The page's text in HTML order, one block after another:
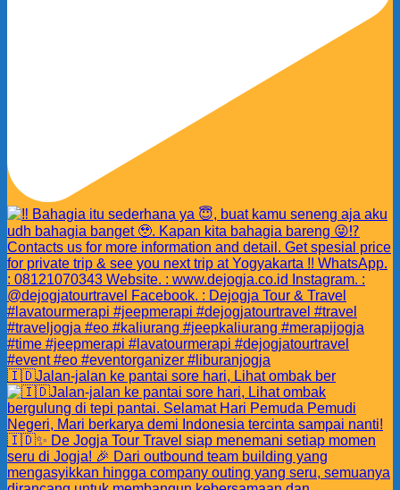
🇮🇩Jalan-jalan ke pantai sore hari, Lihat ombak ber